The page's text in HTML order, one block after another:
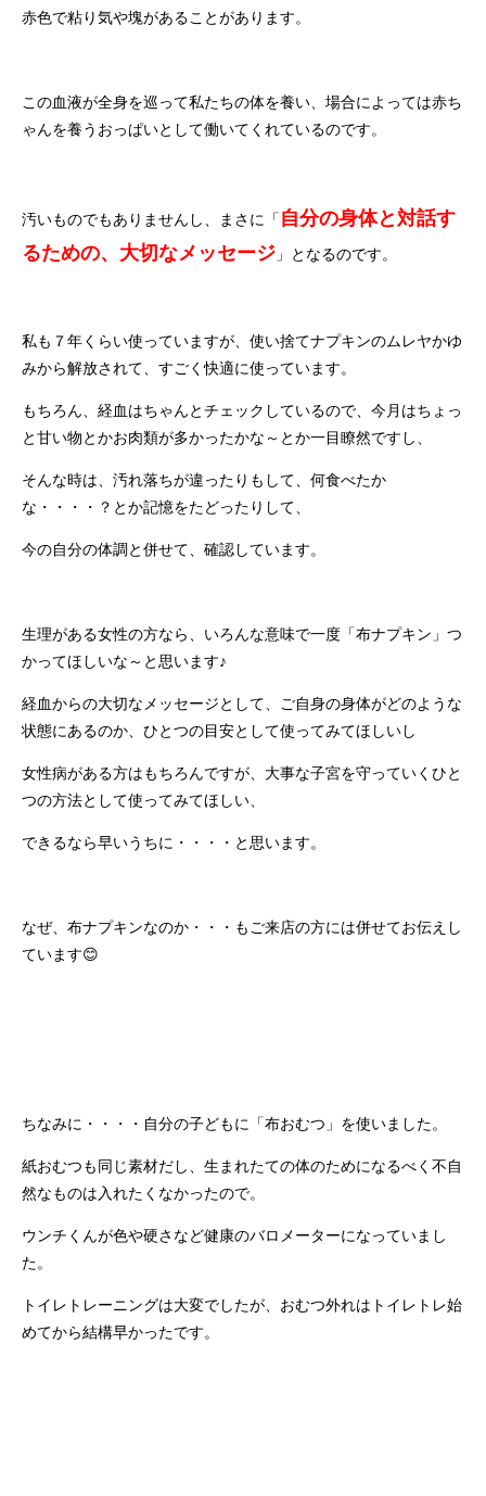
赤色で粘り気や塊があることがあります。
この血液が全身を巡って私たちの体を養い、場合によっては赤ち
ゃんを養うおっぱいとして働いてくれているのです。
汚いものでもありませんし、まさに「 自分の身体と対話す
るための、大切なメッセージ 」となるのです。
私も７年くらい使っていますが、使い捨てナプキンのムレヤかゆ
みから解放されて、すごく快適に使っています。
もちろん、経血はちゃんとチェックしているので、今月はちょっ
と甘い物とかお肉類が多かったかな～とか一目瞭然ですし、
そんな時は、汚れ落ちが違ったりもして、何食べたか
な・・・・？とか記憶をたどったりして、
今の自分の体調と併せて、確認しています。
生理がある女性の方なら、いろんな意味で一度「布ナプキン」つ
かってほしいな～と思います♪
経血からの大切なメッセージとして、ご自身の身体がどのような
状態にあるのか、ひとつの目安として使ってみてほしいし
女性病がある方はもちろんですが、大事な子宮を守っていくひと
つの方法として使ってみてほしい、
できるなら早いうちに・・・・と思います。
なぜ、布ナプキンなのか・・・もご来店の方には併せてお伝えし
ています😊
ちなみに・・・・自分の子どもに「布おむつ」を使いました。
紙おむつも同じ素材だし、生まれたての体のためになるべく不自
然なものは入れたくなかったので。
ウンチくんが色や硬さなど健康のバロメーターになっていまし
た。
トイレトレーニングは大変でしたが、おむつ外れはトイレトレ始
めてから結構早かったです。